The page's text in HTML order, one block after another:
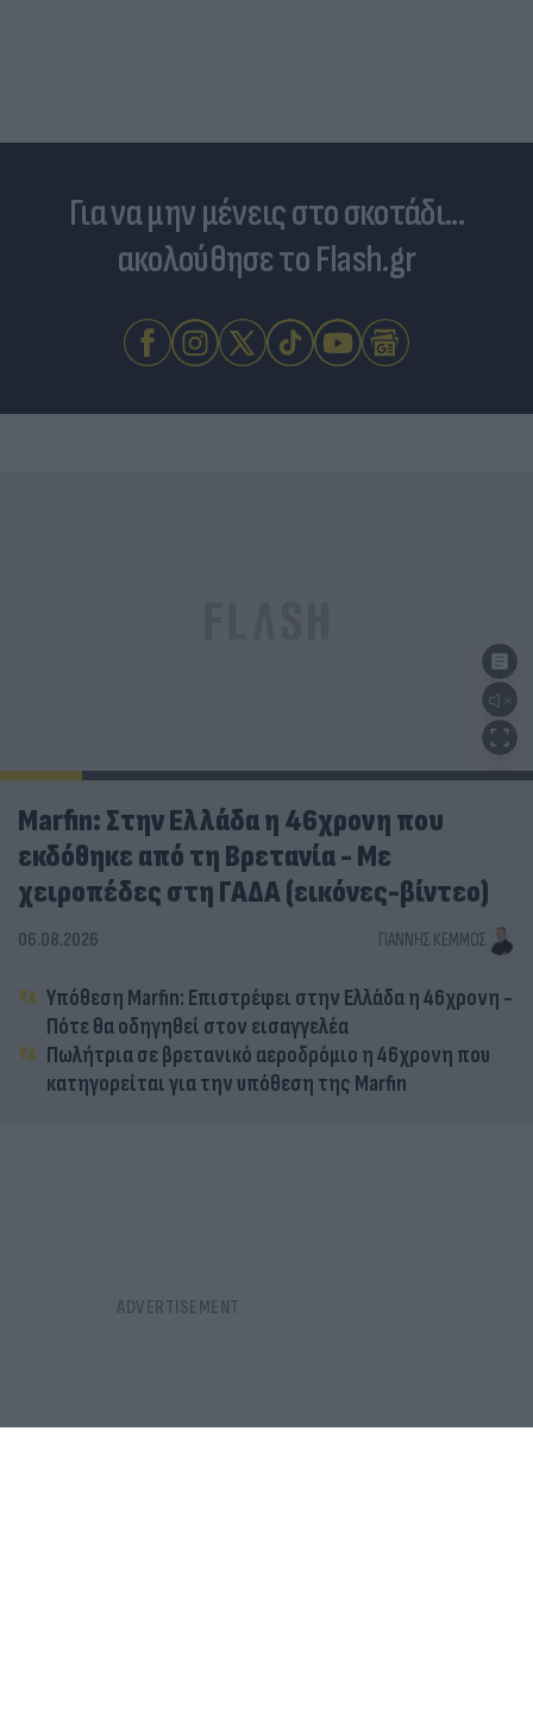
Για να μην μένεις στο σκοτάδι...
ακολούθησε το Flash.gr
Marfin: Στην Ελλάδα η 46χρονη που
εκδόθηκε από τη Βρετανία - Με
χειροπέδες στη ΓΑΔΑ (εικόνες-βίντεο)
06.08.2026 ΓΙΆΝΝΗΣ ΚΈΜΜΟΣ
Υπόθεση Marfin: Επιστρέφει στην Ελλάδα η 46χρονη -
Πότε θα οδηγηθεί στον εισαγγελέα
Πωλήτρια σε βρετανικό αεροδρόμιο η 46χρονη που
κατηγορείται για την υπόθεση της Marfin